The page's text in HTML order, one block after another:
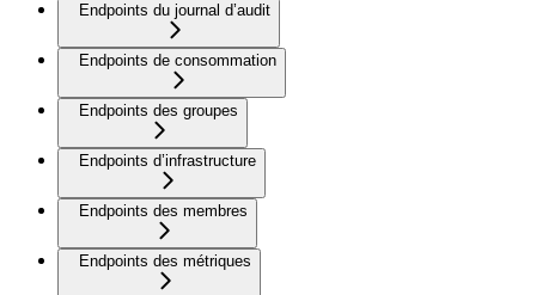
Endpoints du journal d’audit
Endpoints de consommation
Endpoints des groupes
Endpoints d’infrastructure
Endpoints des membres
Endpoints des métriques